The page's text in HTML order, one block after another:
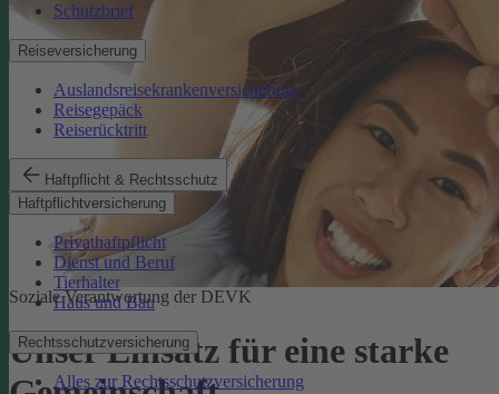
Schutzbrief
Reiseversicherung
Auslandsreisekrankenversicherung
Reisegepäck
Reiserücktritt
Haftpflicht & Rechtsschutz
Haftpflichtversicherung
Privathaftpflicht
Dienst und Beruf
Tierhalter
Haus und Bau
Rechtsschutzversicherung
Alles zur Rechtsschutzversicherung
Soziale Verantwortung der DEVK
Unser Einsatz für eine starke